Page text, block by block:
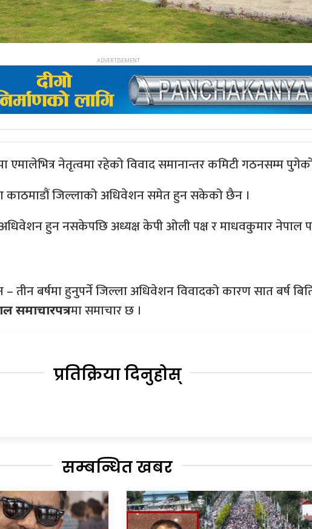
एमालेभित्र नेतृत्वमा रहेको विवाद समानान्तर कमिटी गठनसम्म
काठमाडौं जिल्लाको अधिवेशन समेत हुन सकेको छैन ।
हुन नसकेपछि अध्यक्ष केपी ओली पक्ष र माधवकुमार नेपाल
– तीन बर्षमा हुनुपर्ने जिल्ला अधिवेशन विवादको कारण सात बर्ष
समाचारपत्रमा समाचार छ ।
प्रतिक्रिया दिनुहोस्
सम्बन्धित खबर